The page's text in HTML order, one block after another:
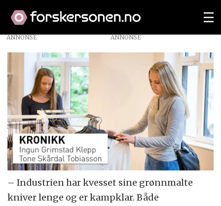
ANNONSE
– Industrien har kvesset sine grønnmalte
kniver lenge og er kampklar. Både